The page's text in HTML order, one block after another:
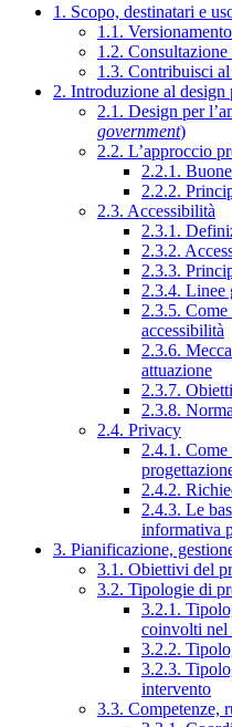
1. Scopo, destinatari e
1.1.
1.2. Consultazione
1.3. Contribuisci
2. Introduzione al
2.1. Design per
government)
2.2. L’approccio
2.2.1.
2.2.2.
2.3. Accessibilità
2.3.1.
2.3.2.
2.3.3.
2.3.4. Linee
2.3.5.
accessibilità
2.3.6.
attuazione
2.3.7.
2.3.8.
2.4. Privacy
2.4.1.
2.4.2.
2.4.3. Le
informativa
3. Pianificazione,
3.1. Obiettivi del
3.2. Tipologie di
3.2.1.
coinvolti nel
3.2.2.
3.2.3.
intervento
3.3. Competenze,